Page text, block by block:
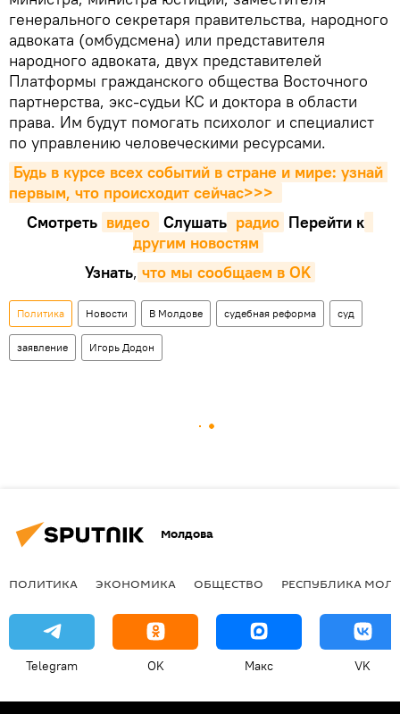
генерального секретаря правительства, народного
адвоката (омбудсмена) или представителя
народного адвоката, двух представителей
Платформы гражданского общества Восточного
партнерства, экс-судьи КС и доктора в области
права. Им будут помогать психолог и специалист
по управлению человеческими ресурсами.
Будь в курсе всех событий в стране и мире: узнай
первым, что происходит сейчаc>>>
Смотреть видео Cлушать радио Перейти к
другим новостям
Узнать, что мы сообщаем в OK
Политика Новости В Молдове судебная реформа суд
заявление Игорь Додон
Молдова
ПОЛИТИКА ЭКОНОМИКА ОБЩЕСТВО РЕСПУБЛИКА
Telegram OK Макс VK